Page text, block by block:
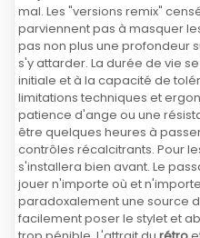
mal. Les "versions remix"
parviennent pas à masquer
pas non plus une profondeur
s'y attarder. La durée de vie
initiale et à la capacité de
limitations techniques et
patience d'ange ou une
être quelques heures à
contrôles récalcitrants. Pour
s'installera bien avant. Le
jouer n'importe où et
paradoxalement une source
facilement poser le stylet et